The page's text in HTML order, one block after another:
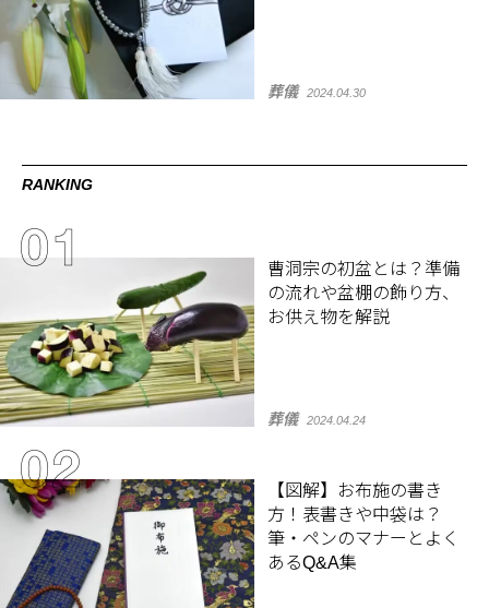
葬儀 2024.04.30
RANKING
曹洞宗の初盆とは？準備
の流れや盆棚の飾り方、
お供え物を解説
葬儀 2024.04.24
【図解】お布施の書き
方！表書きや中袋は？
筆・ペンのマナーとよく
あるQ&A集